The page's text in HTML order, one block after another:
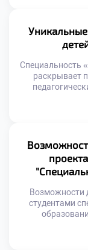
до педагога-
глубокими
Специальность
раскрывает
развития. Они
Педагог
и талантов.
освоения
Возможности
студентами
будущего